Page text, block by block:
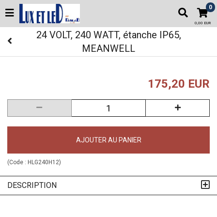
0
0,00 EUR
24 VOLT, 240 WATT, étanche IP65,
MEANWELL
175,20 EUR
AJOUTER AU PANIER
(Code : HLG240H12)
DESCRIPTION